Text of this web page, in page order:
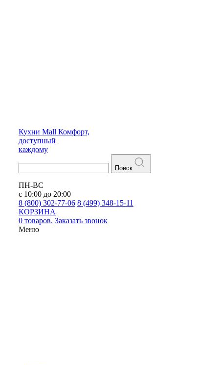
Кухни Mall Комфорт,
доступный
каждому
Поиск
ПН-ВС
с 10:00 до 20:00
8 (800) 302-77-06 8 (499) 348-15-11
КОРЗИНА
0 товаров. Заказать звонок
Меню